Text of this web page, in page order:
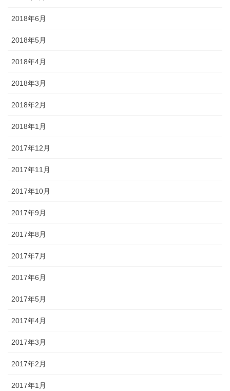
2018年6月
2018年5月
2018年4月
2018年3月
2018年2月
2018年1月
2017年12月
2017年11月
2017年10月
2017年9月
2017年8月
2017年7月
2017年6月
2017年5月
2017年4月
2017年3月
2017年2月
2017年1月